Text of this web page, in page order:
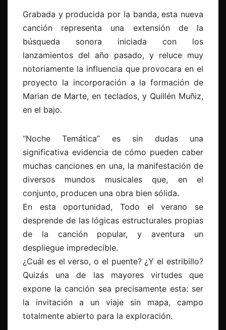
Grabada y producida por la banda, esta nueva
canción representa una extensión de la
búsqueda sonora iniciada con los
lanzamientos del año pasado, y reluce muy
notoriamente la influencia que provocara en el
proyecto la incorporación a la formación de
Marian de Marte, en teclados, y Quillén Muñiz,
en el bajo.
“Noche Temática” es sin dudas una
significativa evidencia de cómo pueden caber
muchas canciones en una, la manifestación de
diversos mundos musicales que, en el
conjunto, producen una obra bien sólida.
En esta oportunidad, Todo el verano se
desprende de las lógicas estructurales propias
de la canción popular, y aventura un
despliegue impredecible.
¿Cuál es el verso, o el puente? ¿Y el estribillo?
Quizás una de las mayores virtudes que
expone la canción sea precisamente esta: ser
la invitación a un viaje sin mapa, campo
totalmente abierto para la exploración.